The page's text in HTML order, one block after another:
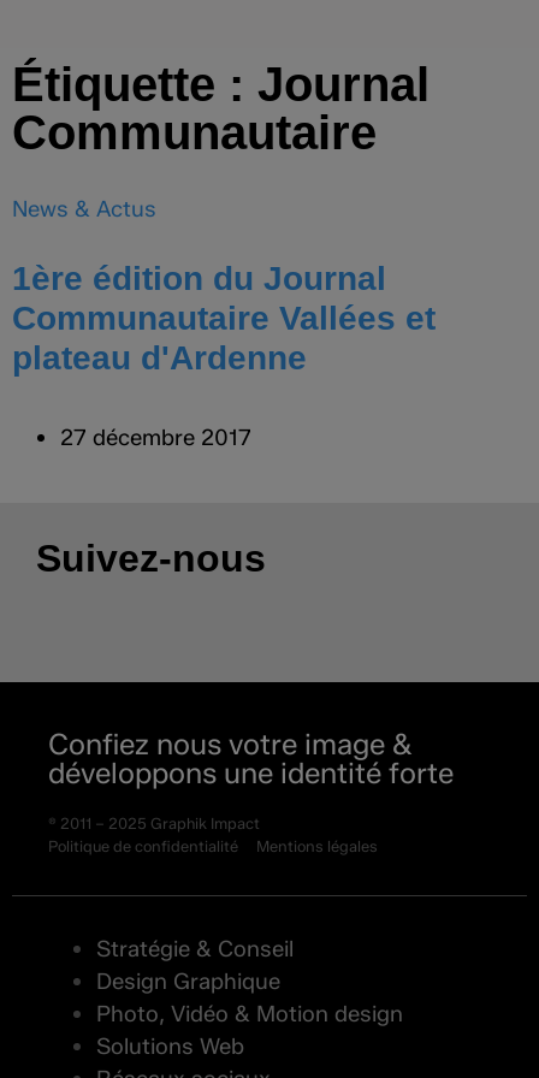
Étiquette : Journal
Communautaire
News & Actus
1ère édition du Journal
Communautaire Vallées et
plateau d'Ardenne
27 décembre 2017
Suivez-nous
Confiez nous votre image &
développons une identité forte
® 2011 – 2025 Graphik Impact
Politique de confidentialité
Mentions légales
Stratégie & Conseil
Design Graphique
Photo, Vidéo & Motion design
Solutions Web